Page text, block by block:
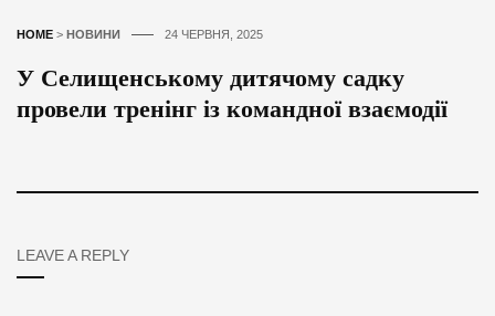
HOME > НОВИНИ 24 ЧЕРВНЯ, 2025
У Селищенському дитячому садку
провели тренінг із командної взаємодії
LEAVE A REPLY